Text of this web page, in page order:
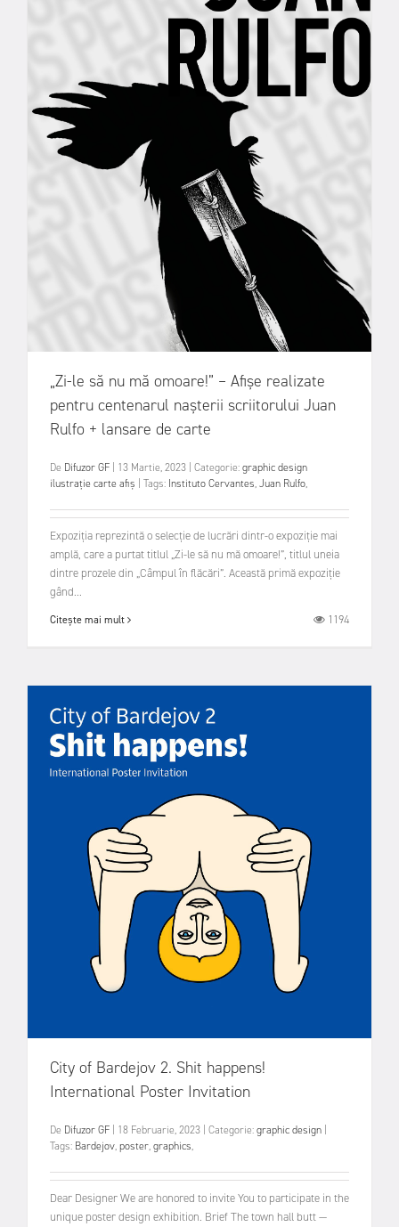
„Zi-le să nu mă omoare!” – Afișe realizate
pentru centenarul nașterii scriitorului Juan
Rulfo + lansare de carte
De Difuzor GF 13 Martie, 2023 Categorie:graphic design
ilustrație carte afiș Tags: Instituto Cervantes,Juan Rulfo,
Expoziția reprezintă o selecție de lucrări dintr-o expoziție mai
amplă, care a purtat titlul „Zi-le să nu mă omoare!”, titlul uneia
dintre prozele din „Câmpul în flăcări”. Această primă expoziție
gând...
Citește mai mult 1194
City of Bardejov 2. Shit happens!
International Poster Invitation
De Difuzor GF 18 Februarie, 2023 Categorie:graphic design
Tags: Bardejov,poster,graphics,
Dear Designer We are honored to invite You to participate in the
unique poster design exhibition. Brief The town hall butt —